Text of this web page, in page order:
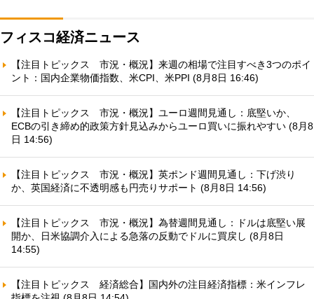
フィスコ経済ニュース
【注目トピックス 市況・概況】来週の相場で注目すべき3つのポイ
ント：国内企業物価指数、米CPI、米PPI (8月8日 16:46)
【注目トピックス 市況・概況】ユーロ週間見通し：底堅いか、
ECBの引き締め的政策方針見込みからユーロ買いに振れやすい (8月8
日 14:56)
【注目トピックス 市況・概況】英ポンド週間見通し：下げ渋り
か、英国経済に不透明感も円売りサポート (8月8日 14:56)
【注目トピックス 市況・概況】為替週間見通し：ドルは底堅い展
開か、日米協調介入による急落の反動でドルに買戻し (8月8日
14:55)
【注目トピックス 経済総合】国内外の注目経済指標：米インフレ